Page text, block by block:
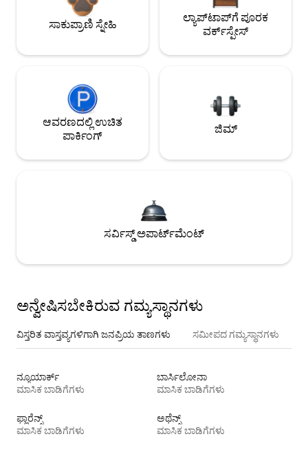
ಸಾಕುಪ್ರಾಣಿ ಸ್ನೇಹಿ
ಲ್ಯಾಪ್‌ಟಾಪ್‌ಗೆ ಪೂರಕ
ವರ್ಕ್‌ಸ್ಪೇಸ್
ಆವರಣದಲ್ಲಿ ಉಚಿತ
ಪಾರ್ಕಿಂಗ್
ಜಿಮ್
ಸರ್ವಿಸ್ಡ್ ಅಪಾರ್ಟ್‌ಮೆಂಟ್
ಅನ್ವೇಷಿಸಬೇಕಿರುವ ಗಮ್ಯಸ್ಥಾನಗಳು
ವಿಸ್ತರಿತ ವಾಸ್ತವ್ಯಗಳಿಗಾಗಿ ಜನಪ್ರಿಯ ತಾಣಗಳು ಸಮೀಪದ ಗಮ್ಯಸ್ಥಾನಗಳು
ನ್ಯೂಯಾರ್ಕ್
ಮಾಸಿಕ ಬಾಡಿಗೆಗಳು
ಬಾರ್ಸಿಲೋನಾ
ಮಾಸಿಕ ಬಾಡಿಗೆಗಳು
ಫ್ಲಾರೆನ್ಸ್
ಮಾಸಿಕ ಬಾಡಿಗೆಗಳು
ಅಥೆನ್ಸ್
ಮಾಸಿಕ ಬಾಡಿಗೆಗಳು